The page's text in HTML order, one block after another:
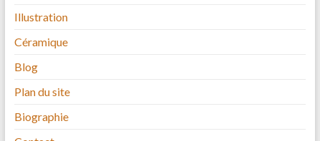
Illustration
Céramique
Blog
Plan du site
Biographie